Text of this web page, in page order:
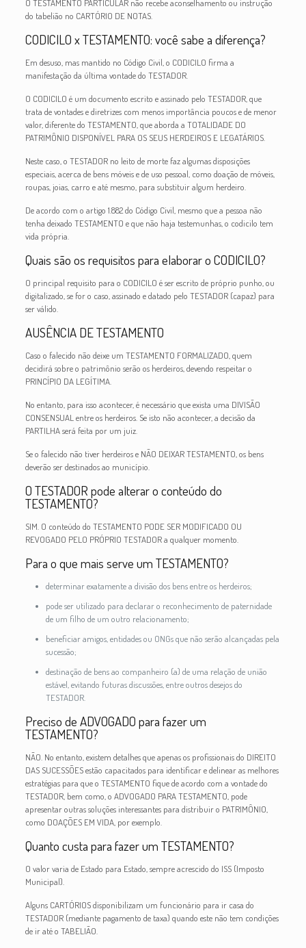
O TESTAMENTO PARTICULAR não recebe aconselhamento ou instrução
do tabelião no CARTÓRIO DE NOTAS.
CODICILO x TESTAMENTO: você sabe a diferença?
Em desuso, mas mantido no Código Civil, o CODICILO firma a
manifestação da última vontade do TESTADOR.
O CODICILO é um documento escrito e assinado pelo TESTADOR, que
trata de vontades e diretrizes com menos importância poucos e de menor
valor, diferente do TESTAMENTO, que aborda a TOTALIDADE DO
PATRIMÔNIO DISPONÍVEL PARA OS SEUS HERDEIROS E LEGATÁRIOS.
Neste caso, o TESTADOR no leito de morte faz algumas disposições
especiais, acerca de bens móveis e de uso pessoal, como doação de móveis,
roupas, joias, carro e até mesmo, para substituir algum herdeiro.
De acordo com o artigo 1.882 do Código Civil, mesmo que a pessoa não
tenha deixado TESTAMENTO e que não haja testemunhas, o codicilo tem
vida própria.
Quais são os requisitos para elaborar o CODICILO?
O principal requisito para o CODICILO é ser escrito de próprio punho, ou
digitalizado, se for o caso, assinado e datado pelo TESTADOR (capaz) para
ser válido.
AUSÊNCIA DE TESTAMENTO
Caso o falecido não deixe um TESTAMENTO FORMALIZADO, quem
decidirá sobre o patrimônio serão os herdeiros, devendo respeitar o
PRINCÍPIO DA LEGÍTIMA.
No entanto, para isso acontecer, é necessário que exista uma DIVISÃO
CONSENSUAL entre os herdeiros. Se isto não acontecer, a decisão da
PARTILHA será feita por um juiz.
Se o falecido não tiver herdeiros e NÃO DEIXAR TESTAMENTO, os bens
deverão ser destinados ao município.
O TESTADOR pode alterar o conteúdo do
TESTAMENTO?
SIM. O conteúdo do TESTAMENTO PODE SER MODIFICADO OU
REVOGADO PELO PRÓPRIO TESTADOR a qualquer momento.
Para o que mais serve um TESTAMENTO?
determinar exatamente a divisão dos bens entre os herdeiros;
pode ser utilizado para declarar o reconhecimento de paternidade
de um filho de um outro relacionamento;
beneficiar amigos, entidades ou ONGs que não serão alcançadas pela
sucessão;
destinação de bens ao companheiro (a) de uma relação de união
estável, evitando futuras discussões, entre outros desejos do
TESTADOR.
Preciso de ADVOGADO para fazer um
TESTAMENTO?
NÃO. No entanto, existem detalhes que apenas os profissionais do DIREITO
DAS SUCESSÕES estão capacitados para identificar e delinear as melhores
estratégias para que o TESTAMENTO fique de acordo com a vontade do
TESTADOR, bem como, o ADVOGADO PARA TESTAMENTO, pode
apresentar outras soluções interessantes para distribuir o PATRIMÔNIO,
como DOAÇÕES EM VIDA, por exemplo.
Quanto custa para fazer um TESTAMENTO?
O valor varia de Estado para Estado, sempre acrescido do ISS (Imposto
Municipal).
Alguns CARTÓRIOS disponibilizam um funcionário para ir casa do
TESTADOR (mediante pagamento de taxa) quando este não tem condições
de ir até o TABELIÃO.